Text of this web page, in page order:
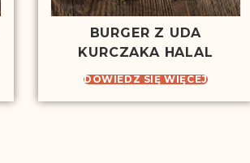
BURGER Z UDA
KURCZAKA HALAL
DOWIEDZ SIĘ WIĘCEJ